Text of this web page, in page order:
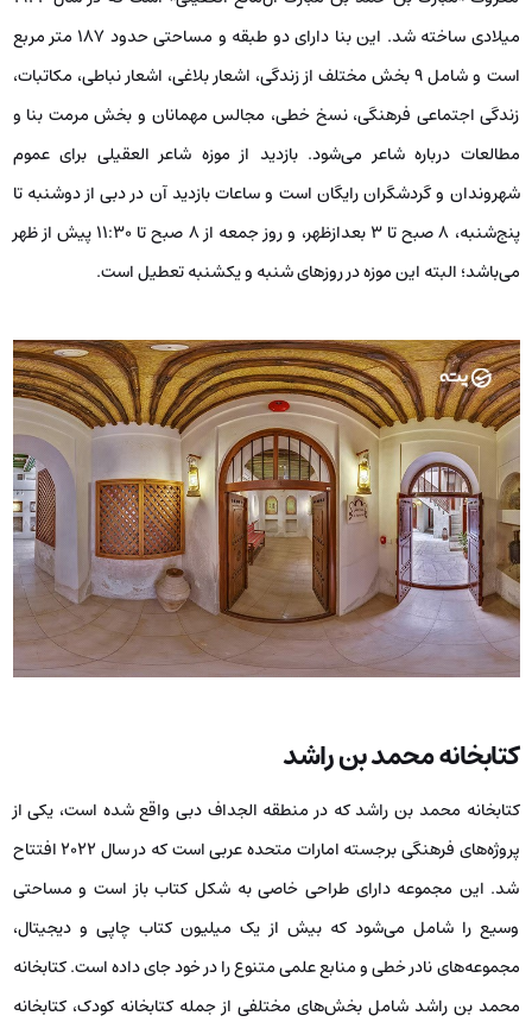
میلادی ساخته شد. این بنا دارای دو طبقه و مساحتی حدود ۱۸۷ متر مربع
است و شامل 9 بخش مختلف از زندگی، اشعار بلاغی، اشعار نباطی، مکاتبات،
زندگی اجتماعی فرهنگی، نسخ خطی، مجالس مهمانان و بخش مرمت بنا و
مطالعات درباره شاعر می‌شود. بازدید از موزه شاعر العقیلی برای عموم
شهروندان و گردشگران رایگان است و ساعات بازدید آن در دبی از دوشنبه تا
پنج‌شنبه، ۸ صبح تا ۳ بعدازظهر، و روز جمعه از ۸ صبح تا ۱۱:۳۰ پیش از ظهر
می‌باشد؛ البته این موزه در روزهای شنبه و یکشنبه تعطیل است.
کتابخانه محمد بن راشد
کتابخانه محمد بن راشد که در منطقه الجداف دبی واقع شده است، یکی از
پروژه‌های فرهنگی برجسته امارات متحده عربی است که در سال ۲۰۲۲ افتتاح
شد. این مجموعه دارای طراحی خاصی به شکل کتاب باز است و مساحتی
وسیع را شامل می‌شود که بیش از یک میلیون کتاب چاپی و دیجیتال،
مجموعه‌های نادر خطی و منابع علمی متنوع را در خود جای داده است. کتابخانه
محمد بن راشد شامل بخش‌های مختلفی از جمله کتابخانه کودک، کتابخانه